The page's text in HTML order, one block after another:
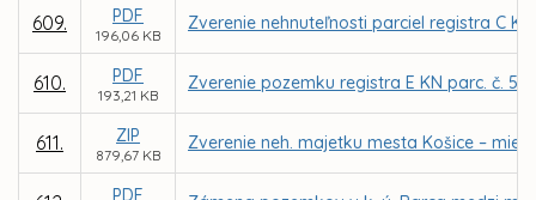
609. PDF
196,06 KB
Zverenie nehnuteľnosti parciel registra C
610. PDF
193,21 KB
Zverenie pozemku registra E KN parc. č.
611. ZIP
879,67 KB
Zverenie neh. majetku mesta Košice –